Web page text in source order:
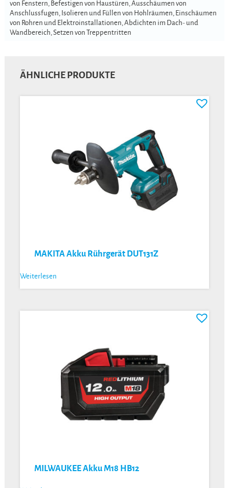
von Fenstern, Befestigen von Haustüren, Ausschäumen von
Anschlussfugen, Isolieren und Füllen von Hohlräumen, Einschäumen
von Rohren und Elektroinstallationen, Abdichten im Dach- und
Wandbereich, Setzen von Treppentritten
ÄHNLICHE PRODUKTE
MAKITA Akku Rührgerät DUT131Z
Weiterlesen
MILWAUKEE Akku M18 HB12